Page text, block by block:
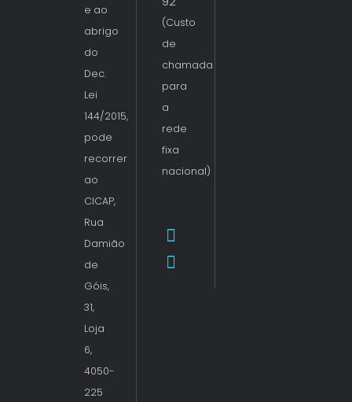
e ao
abrigo
do
Dec.
Lei
144/2015,
pode
recorrer
ao
CICAP,
Rua
Damião
de
Góis,
31,
Loja
6,
4050-
225
(Custo
de
chamada
para
a
rede
fixa
nacional)